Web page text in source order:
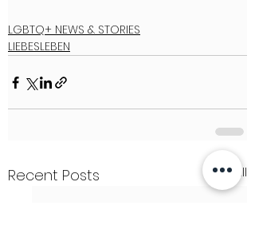
LGBTQ+ NEWS & STORIES
LIEBESLEBEN
Recent Posts See All